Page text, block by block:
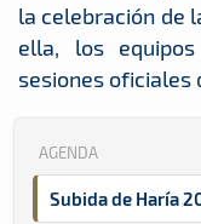
la celebración de
ella, los
sesiones oficiales
AGENDA
Subida de Haría